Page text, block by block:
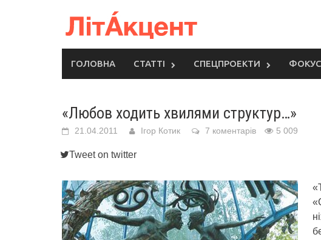
ГОЛОВНА СТАТТІ СПЕЦПРОЕКТИ
«Любов ходить хвилями структур…»
21.04.2011 Ігор Котик 7 коментарів 5 009
Tweet on twitter